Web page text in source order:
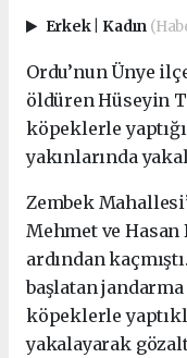
Erkek Kadın
Ordu’nun Ünye
öldüren Hüseyin
köpeklerle
yakınlarında
Zembek
Mehmet ve Hasan
ardından
başlatan
köpeklerle
yakalayarak